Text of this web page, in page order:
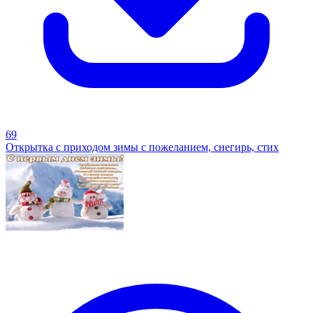
69
Открытка с приходом зимы с пожеланием, снегирь, стих